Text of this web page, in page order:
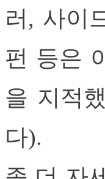
러, 사이
펀 등은
을 지적
다).